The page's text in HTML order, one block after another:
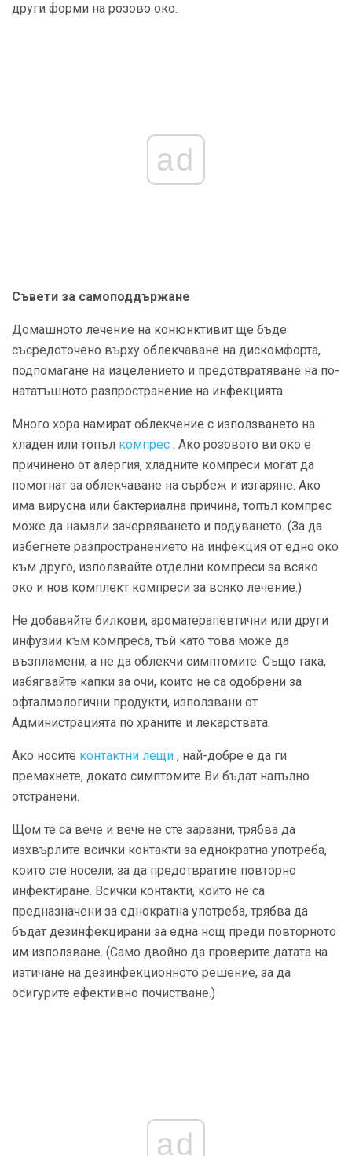
други форми на розово око.
ad
Съвети за самоподдържане
Домашното лечение на конюнктивит ще бъде
съсредоточено върху облекчаване на дискомфорта,
подпомагане на изцелението и предотвратяване на по-
нататъшното разпространение на инфекцията.
Много хора намират облекчение с използването на
хладен или топъл компрес . Ако розовото ви око е
причинено от алергия, хладните компреси могат да
помогнат за облекчаване на сърбеж и изгаряне. Ако
има вирусна или бактериална причина, топъл компрес
може да намали зачервяването и подуването. (За да
избегнете разпространението на инфекция от едно око
към друго, използвайте отделни компреси за всяко
око и нов комплект компреси за всяко лечение.)
Не добавяйте билкови, ароматерапевтични или други
инфузии към компреса, тъй като това може да
възпламени, а не да облекчи симптомите. Също така,
избягвайте капки за очи, които не са одобрени за
офталмологични продукти, използвани от
Администрацията по храните и лекарствата.
Ако носите контактни лещи , най-добре е да ги
премахнете, докато симптомите Ви бъдат напълно
отстранени.
Щом те са вече и вече не сте заразни, трябва да
изхвърлите всички контакти за еднократна употреба,
които сте носели, за да предотвратите повторно
инфектиране. Всички контакти, които не са
предназначени за еднократна употреба, трябва да
бъдат дезинфекцирани за една нощ преди повторното
им използване. (Само двойно да проверите датата на
изтичане на дезинфекционното решение, за да
осигурите ефективно почистване.)
ad